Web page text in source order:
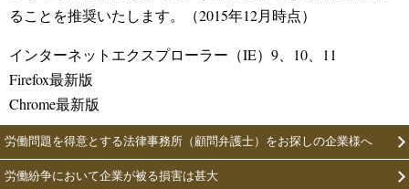
ることを推奨いたします。（2015年12月時点）
インターネットエクスプローラー（IE）9、10、11
Firefox最新版
Chrome最新版
労働問題を得意とする法律事務所（顧問弁護士）をお探しの企業様へ
労働紛争において企業が被る損害は甚大